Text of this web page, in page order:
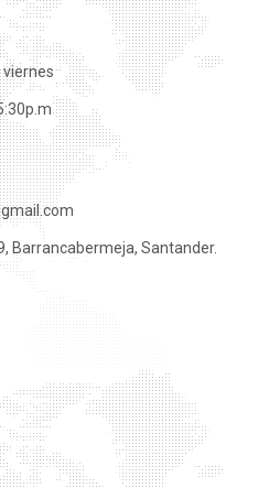
Barrancabermeja, Santander.